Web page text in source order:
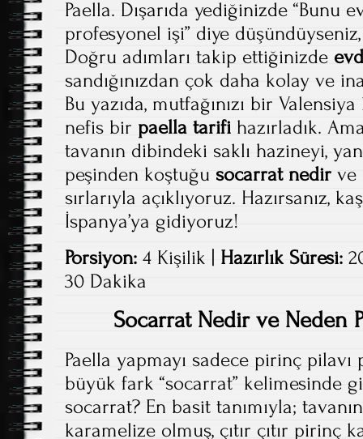
Paella. Dışarıda yediğinizde “Bunu
profesyonel işi” diye
Doğru adımları takip ettiğinizde
sandığınızdan çok daha kolay ve
Bu yazıda, mutfağınızı bir
nefis bir paella tarifi hazırladık.
tavanın dibindeki saklı hazineyi,
peşinden koştuğu socarrat nedir ve
sırlarıyla açıklıyoruz. Hazırsanız,
İspanya’ya gidiyoruz!
Porsiyon: 4 Kişilik | Hazırlık Süresi:
30 Dakika
Socarrat Nedir ve Neden
Paella yapmayı sadece pirinç
büyük fark “socarrat” kelimesinde
socarrat? En basit tanımıyla;
karamelize olmuş, çıtır çıtır pirinç